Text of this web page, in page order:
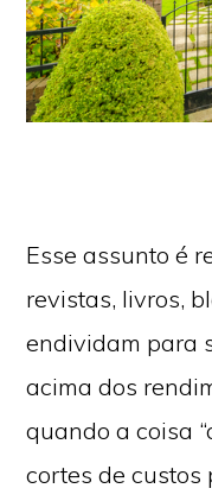
Esse assunto é
revistas, livros,
endividam para
acima dos
quando a coisa
cortes de custos